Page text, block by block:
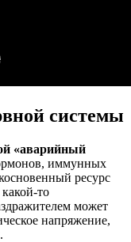
системы
«аварийный
иммунных
ресурс
то
может
напряжение,